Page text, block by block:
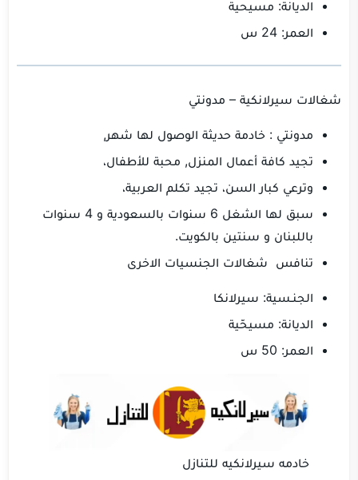
الديانة: مسيحية
العمر: 24 س
شغالات سيرلانكية – مدونتي
مدونتي : خادمة حديثة الوصول لها شهر,
تجيد كافة أعمال المنزل, محبة للأطفال،
وترعي كبار السن، تجيد تكلم العربية،
سبق لها الشغل 6 سنوات بالسعودية و 4 سنوات
باللبنان و سنتين بالكويت.
تنافس شغالات الجنسيات الاخرى
الجنـسية: سيرلانكا
الديانة: مسيحّية
العمر: 50 س
خادمه سيرلانكيه للتنازل